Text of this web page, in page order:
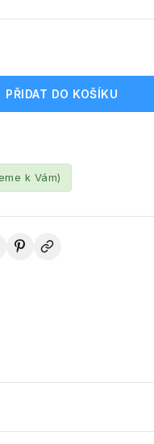
PŘIDAT DO KOŠÍKU
k Vám)